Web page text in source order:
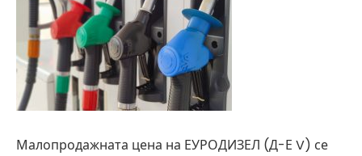
Малопродажната цена на ЕУРОДИЗЕЛ (Д-Е V) се